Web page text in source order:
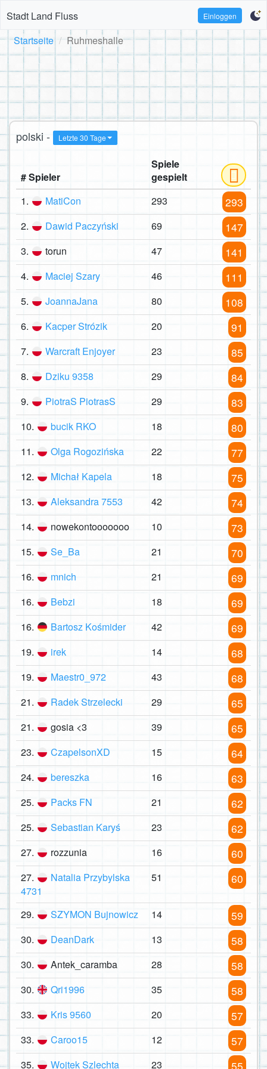
Stadt Land Fluss Einloggen
Startseite Ruhmeshalle
polski - Letzte 30 Tage
# Spieler
Spiele
gespielt
1.
MatiCon 293 293
2. Dawid Paczyński 69 147
3. torun 47 141
4. Maciej Szary 46 111
5. JoannaJana 80 108
6. Kacper Strózik 20 91
7. Warcraft Enjoyer 23 85
8. Dziku 9358 29 84
9. PiotraS PiotrasS 29 83
10. bucik RKO 18 80
11. Olga Rogozińska 22 77
12. Michał Kapela 18 75
13. Aleksandra 7553 42 74
14. nowekontooooooo 10 73
15. Se_Ba 21 70
16. mnich 21 69
16. Bebzi 18 69
16. Bartosz Kośmider 42 69
19. irek 14 68
19. Maestr0_972 43 68
21. Radek Strzelecki 29 65
21. gosia <3 39 65
23. CzapelsonXD 15 64
24. bereszka 16 63
25. Packs FN 21 62
25. Sebastian Karyś 23 62
27. rozzunia 16 60
27.
Natalia Przybylska
4731
51 60
29. SZYMON Bujnowicz 14 59
30. DeanDark 13 58
30. Antek_caramba 28 58
30. Qri1996 35 58
33. Kris 9560 20 57
33. Caroo15 12 57
35. Wojtek Szlechta 23 55